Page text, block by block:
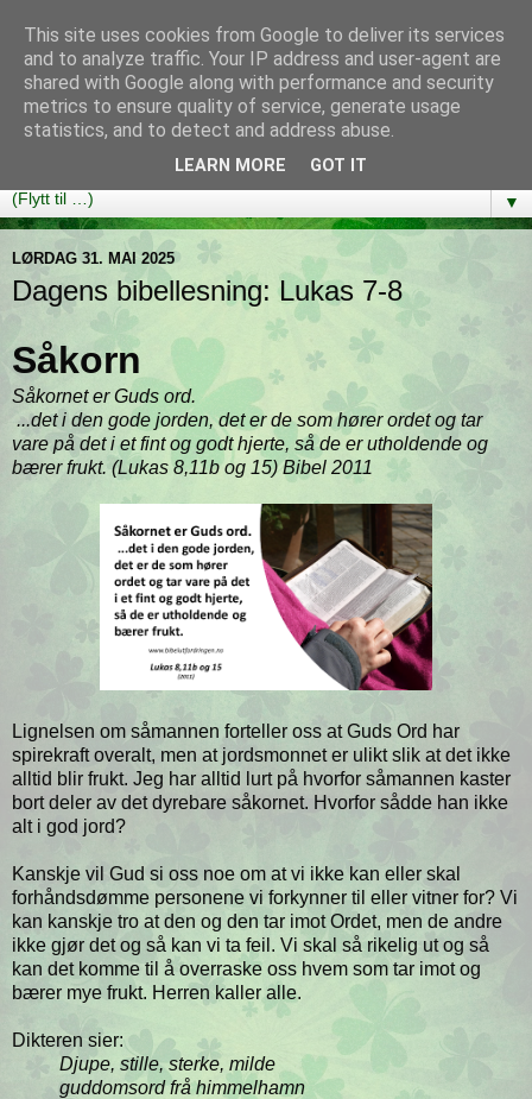
Bibelutfordringen
En bibelleseplan som hjelper deg med å lese gjennom hele
Bibelen på ett år!
▼
LØRDAG 31. MAI 2025
Dagens bibellesning: Lukas 7-8
Såkorn
Såkornet er Guds ord.
...det i den gode jorden, det er de som hører ordet og tar
vare på det i et fint og godt hjerte, så de er utholdende og
bærer frukt. (Lukas 8,11b og 15) Bibel 2011
Lignelsen om såmannen forteller oss at Guds Ord har
spirekraft overalt, men at jordsmonnet er ulikt slik at det ikke
alltid blir frukt. Jeg har alltid lurt på hvorfor såmannen kaster
bort deler av det dyrebare såkornet. Hvorfor sådde han ikke
alt i god jord?
Kanskje vil Gud si oss noe om at vi ikke kan eller skal
forhåndsdømme personene vi forkynner til eller vitner for? Vi
kan kanskje tro at den og den tar imot Ordet, men de andre
ikke gjør det og så kan vi ta feil. Vi skal så rikelig ut og så
kan det komme til å overraske oss hvem som tar imot og
bærer mye frukt. Herren kaller alle.
Dikteren sier:
Djupe, stille, sterke, milde
guddomsord frå himmelhamn
This site uses cookies from Google to deliver its services
and to analyze traffic. Your IP address and user-agent are
shared with Google along with performance and security
metrics to ensure quality of service, generate usage
statistics, and to detect and address abuse.
LEARN MORE GOT IT